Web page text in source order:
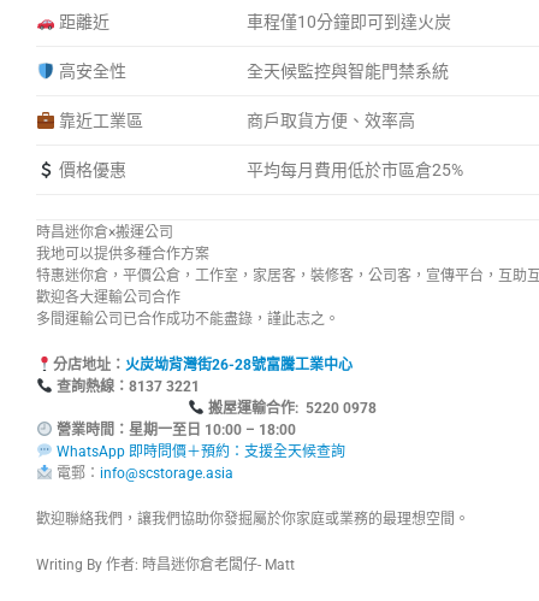
距離近 車程僅10分鐘即可到達火炭
高安全性 全天候監控與智能門禁系統
靠近工業區 商戶取貨方便、效率高
價格優惠 平均每月費用低於市區倉25%
時昌迷你倉×搬運公司
我地可以提供多種合作方案
特惠迷你倉，平價公倉，工作室，家居客，裝修客，公司客，宣傳平台，互助
歡迎各大運輸公司合作
多間運輸公司已合作成功不能盡錄，謹此志之。
分店地址： 火炭坳背灣街26-28號富騰工業中心
查詢熱線：
搬屋運輸合作: 5220 0978
營業時間：星期一至日 10:00 – 18:00
WhatsApp 即時問價＋預約：支援全天候查詢
電郵： info@scstorage.asia
歡迎聯絡我們，讓我們協助你發掘屬於你家庭或業務的最理想空間。
Writing By 作者: 時昌迷你倉老闆仔- Matt